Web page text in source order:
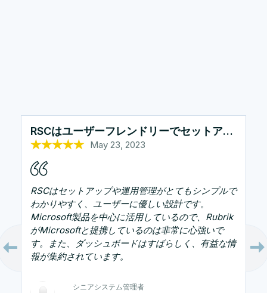
RSCはユーザーフレンドリーでセットアップも容易
May 23, 2023
RSCはセットアップや運用管理がとてもシンプルで
わかりやすく、ユーザーに優しい設計です。
Microsoft製品を中心に活用しているので、Rubrik
がMicrosoftと提携しているのは非常に心強いで
す。また、ダッシュボードはすばらしく、有益な情
報が集約されています。
シニアシステム管理者
Oct 25, 2022
政府機関
Oct 26, 2022
テクニカルサポートマネージャー
Sep 7, 2023
Oct 13, 2022
インフラストラクチャ管理者